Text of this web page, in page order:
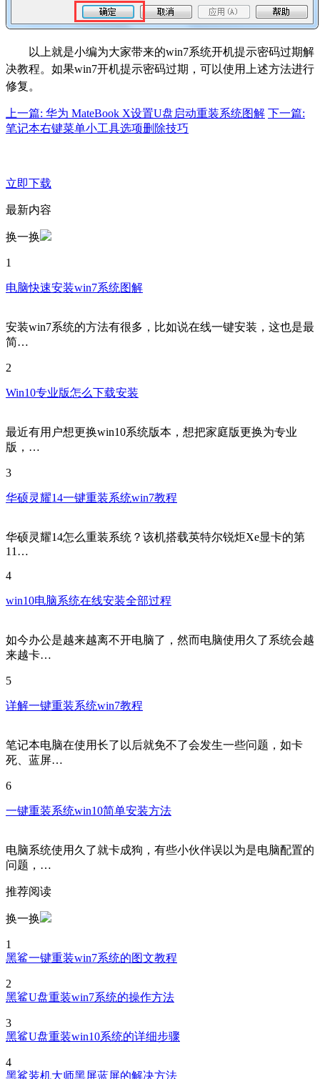
以上就是小编为大家带来的win7系统开机提示密码过期解
决教程。如果win7开机提示密码过期，可以使用上述方法进行
修复。
上一篇: 华为 MateBook X设置U盘启动重装系统图解 下一篇:
笔记本右键菜单小工具选项删除技巧
立即下载
最新内容
换一换
1
电脑快速安装win7系统图解
安装win7系统的方法有很多，比如说在线一键安装，这也是最
简…
2
Win10专业版怎么下载安装
最近有用户想更换win10系统版本，想把家庭版更换为专业
版，…
3
华硕灵耀14一键重装系统win7教程
华硕灵耀14怎么重装系统？该机搭载英特尔锐炬Xe显卡的第
11…
4
win10电脑系统在线安装全部过程
如今办公是越来越离不开电脑了，然而电脑使用久了系统会越
来越卡…
5
详解一键重装系统win7教程
笔记本电脑在使用长了以后就免不了会发生一些问题，如卡
死、蓝屏…
6
一键重装系统win10简单安装方法
电脑系统使用久了就卡成狗，有些小伙伴误以为是电脑配置的
问题，…
推荐阅读
换一换
1
黑鲨一键重装win7系统的图文教程
2
黑鲨U盘重装win7系统的操作方法
3
黑鲨U盘重装win10系统的详细步骤
4
黑鲨装机大师黑屏蓝屏的解决方法